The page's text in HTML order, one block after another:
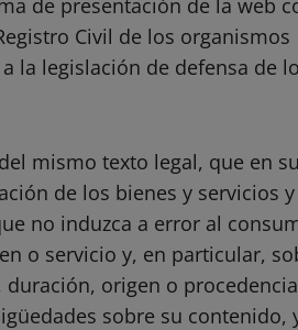
Civil de los organismos
la legislación de defensa de
mismo texto legal, que en
de los bienes y servicios
no induzca a error al
o servicio y, en particular,
origen o
sobre su contenido,